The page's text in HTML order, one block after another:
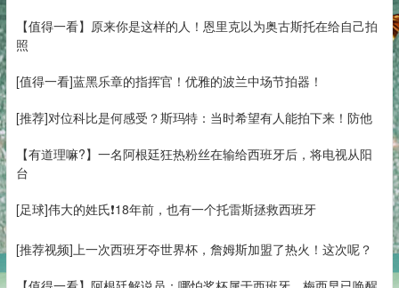
【值得一看】原来你是这样的人！恩里克以为奥古斯托在给自己拍
照
[值得一看]蓝黑乐章的指挥官！优雅的波兰中场节拍器！
[推荐]对位科比是何感受？斯玛特：当时希望有人能拍下来！防他
【有道理嘛?】一名阿根廷狂热粉丝在输给西班牙后，将电视从阳
台
[足球]伟大的姓氏❗️18年前，也有一个托雷斯拯救西班牙
[推荐视频]上一次西班牙夺世界杯，詹姆斯加盟了热火！这次呢？